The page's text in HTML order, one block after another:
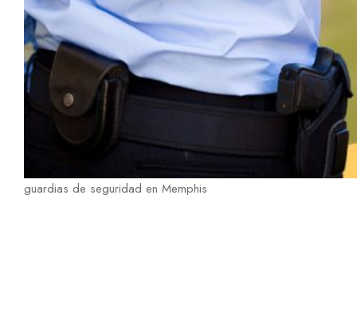
guardias de seguridad en Memphis